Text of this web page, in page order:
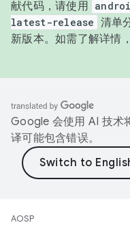
献代码，请使用
latest-release 清单
新版本。如需了解详情
Google 会使用 AI 技术
译可能包含错误。
AOSP